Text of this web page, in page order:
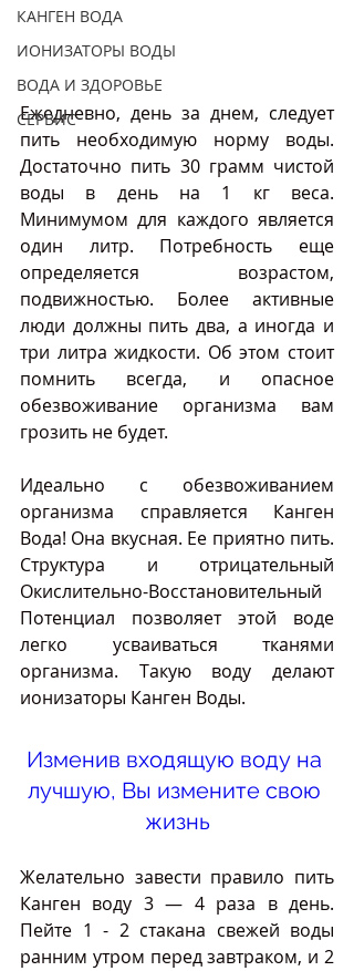
КАНГЕН ВОДА
ИОНИЗАТОРЫ ВОДЫ
ВОДА И ЗДОРОВЬЕ
СЕРВИС
Ежедневно, день за днем, следует
пить необходимую норму воды.
Достаточно пить 30 грамм чистой
воды в день на 1 кг веса.
Минимумом для каждого является
один литр. Потребность еще
определяется возрастом,
подвижностью. Более активные
люди должны пить два, а иногда и
три литра жидкости. Об этом стоит
помнить всегда, и опасное
обезвоживание организма вам
грозить не будет.
Идеально с обезвоживанием
организма справляется Канген
Вода! Она вкусная. Ее приятно пить.
Структура и отрицательный
Окислительно-Восстановительный
Потенциал позволяет этой воде
легко усваиваться тканями
организма. Такую воду делают
ионизаторы Канген Воды.
Изменив входящую воду на
лучшую, Вы измените свою
жизнь
Желательно завести правило пить
Канген воду 3 — 4 раза в день.
Пейте 1 - 2 стакана свежей воды
ранним утром перед завтраком, и 2